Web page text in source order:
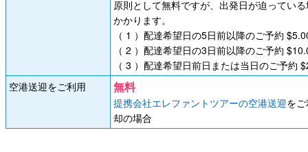
原則として無料ですが、出発日が迫ってい
かかります。
（ 1 ）配達希望日の5日前以降のご予約
（ 2 ）配達希望日の3日前以降のご予約
（ 3 ）配達希望日前日または当日のご予約
空港送迎をご利用
無料
提携会社エレファントツアーの空港送迎を
却の場合